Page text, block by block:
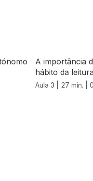
A importância
hábito da leitura
Aula 3 | 27 min. |